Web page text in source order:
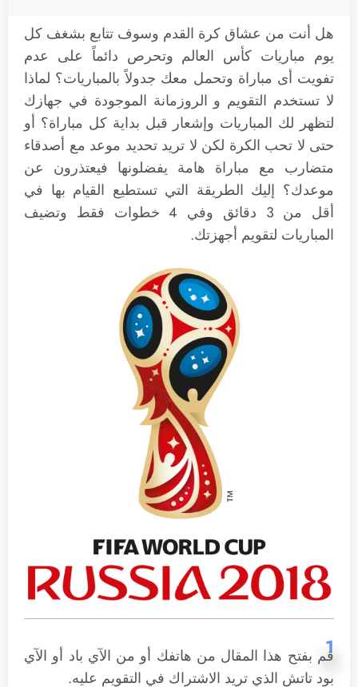
هل أنت من عشاق كرة القدم وسوف تتابع بشغف كل
يوم مباريات كأس العالم وتحرص دائماً على عدم
تفويت أى مباراة وتحمل معك جدولاً بالمباريات؟ لماذا
لا تستخدم التقويم و الروزمانة الموجودة في جهازك
لتظهر لك المباريات وإشعار قبل بداية كل مباراة؟ أو
حتى لا تحب الكرة لكن لا تريد تحديد موعد مع أصدقاء
متضارب مع مباراة هامة يفضلونها فيعتذرون عن
موعدك؟ إليك الطريقة التي تستطيع القيام بها في
أقل من 3 دقائق وفي 4 خطوات فقط وتضيف
المباريات لتقويم أجهزتك.
1
قم بفتح هذا المقال من هاتفك أو من الآي باد أو الآي
بود تاتش الذي تريد الاشتراك في التقويم عليه.